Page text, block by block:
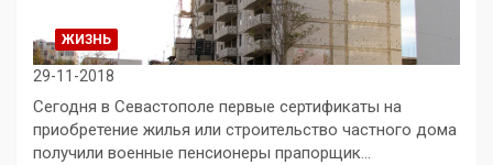
ЖИЗНЬ
29-11-2018
Сегодня в Севастополе первые сертификаты на
приобретение жилья или строительство частного дома
получили военные пенсионеры прапорщик…